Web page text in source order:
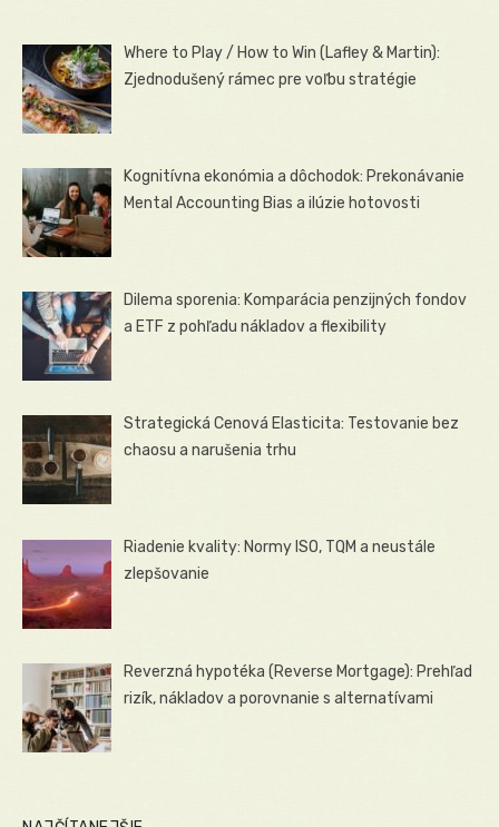
Where to Play / How to Win (Lafley & Martin):
Zjednodušený rámec pre voľbu stratégie
Kognitívna ekonómia a dôchodok: Prekonávanie
Mental Accounting Bias a ilúzie hotovosti
Dilema sporenia: Komparácia penzijných fondov
a ETF z pohľadu nákladov a flexibility
Strategická Cenová Elasticita: Testovanie bez
chaosu a narušenia trhu
Riadenie kvality: Normy ISO, TQM a neustále
zlepšovanie
Reverzná hypotéka (Reverse Mortgage): Prehľad
rizík, nákladov a porovnanie s alternatívami